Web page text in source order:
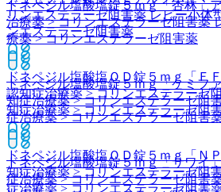
リンエステラーゼ阻害薬 レビー小体
ンエステラーゼ阻害薬
ドネペジル塩酸塩ＯＤ錠５ｍｇ「Ｆ
認知症治療薬 > コリンエステラーゼ
知症治療薬 > コリンエステラーゼ阻
ドネペジル塩酸塩ＯＤ錠５ｍｇ「Ｎ
知症治療薬 > コリンエステラーゼ阻
症治療薬 > コリンエステラーゼ阻害
ドネペジル塩酸塩錠５ｍｇ「杏林」
治療薬 > コリンエステラーゼ阻害薬
療薬 > コリンエステラーゼ阻害薬
ドネペジル塩酸塩錠５ｍｇ「ケミフ
知症治療薬 > コリンエステラーゼ阻
症治療薬 > コリンエステラーゼ阻害
ドネペジル塩酸塩錠５ｍｇ「サワイ
症治療薬 > コリンエステラーゼ阻害